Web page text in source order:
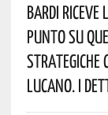
Bardi
Punto Su
Strategiche
Lucano. I